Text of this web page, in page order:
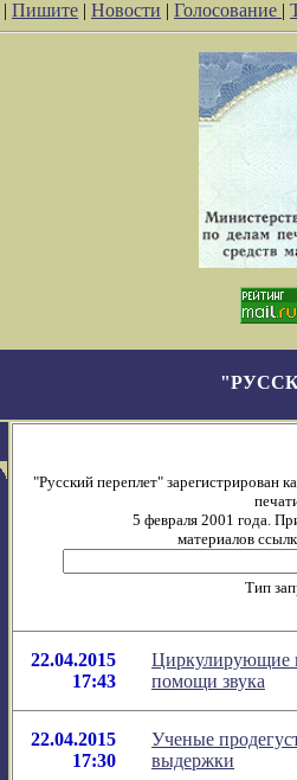
| Пишите | Новости | Голосование |
"Русский переплет" зарегистрирован
5 февраля 2001 года.
материалов
Тип
22.04.2015
17:43
Циркулирующие
помощи звука
22.04.2015
17:30
Ученые
выдержки